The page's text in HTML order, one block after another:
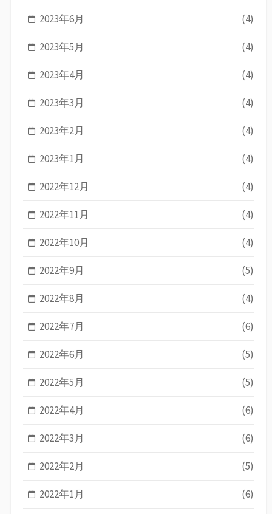
2023年6月 (4)
2023年5月 (4)
2023年4月 (4)
2023年3月 (4)
2023年2月 (4)
2023年1月 (4)
2022年12月 (4)
2022年11月 (4)
2022年10月 (4)
2022年9月 (5)
2022年8月 (4)
2022年7月 (6)
2022年6月 (5)
2022年5月 (5)
2022年4月 (6)
2022年3月 (6)
2022年2月 (5)
2022年1月 (6)